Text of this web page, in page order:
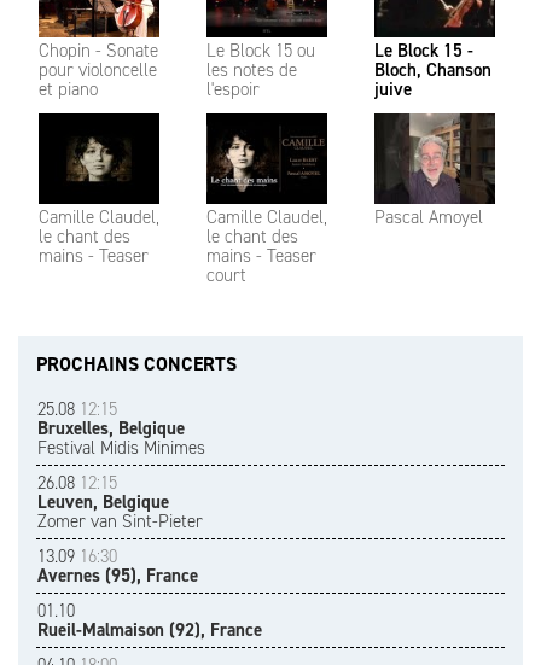
Chopin - Sonate
pour violoncelle
et piano
Le Block 15 ou
les notes de
l'espoir
Le Block 15 -
Bloch, Chanson
juive
Camille Claudel,
le chant des
mains - Teaser
Camille Claudel,
le chant des
mains - Teaser
court
Pascal Amoyel
PROCHAINS CONCERTS
25.08 12:15
Bruxelles, Belgique
Festival Midis Minimes
26.08 12:15
Leuven, Belgique
Zomer van Sint-Pieter
13.09 16:30
Avernes (95), France
01.10
Rueil-Malmaison (92), France